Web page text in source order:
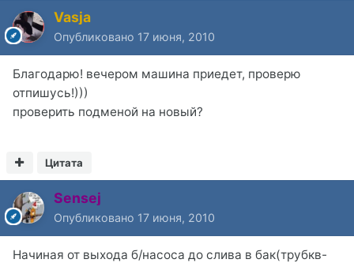
Vasja
Опубликовано 17 июня, 2010
Благодарю! вечером машина приедет, проверю
отпишусь!)))
проверить подменой на новый?
Цитата
Sensej
Опубликовано 17 июня, 2010
Начиная от выхода б/насоса до слива в бак(трубкв-